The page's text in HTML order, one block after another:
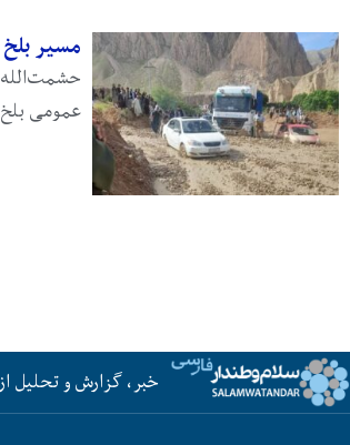
مسیر
عمومی
خبر، گزارش و تحلیل